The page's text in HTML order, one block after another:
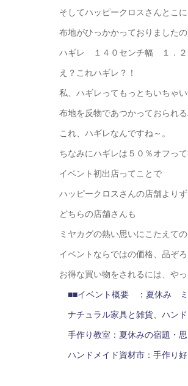
そしてハッピークロスさんとこ
布地がひっかかっておりました
ハギレ １４０センチ幅 １．２
え？これハギレ？！
私、ハギレってもっとちいちゃ
布地を反物であつかっておられ
これ、ハギレなんですね～。
ちなみにハギレは５０％オフっ
イベント初出店ってことで
ハッピークロスさんの店舗より
どちらの店舗さんも
ミヤカグの熱い思いにこたえての
イベントならではの価格、品ぞ
お得な買い物をされるには、や
■■イベント概要 ：夏休み
ナチュラル家具と雑貨、ハンド
手作り教室：夏休みの宿題・
ハンドメイド資材市：手作り好